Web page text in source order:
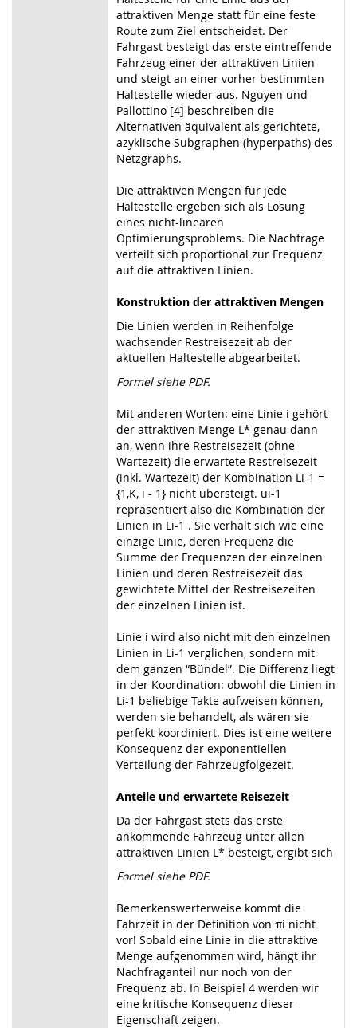
attraktiven Menge statt für eine feste
Route zum Ziel entscheidet. Der
Fahrgast besteigt das erste eintreffende
Fahrzeug einer der attraktiven Linien
und steigt an einer vorher bestimmten
Haltestelle wieder aus. Nguyen und
Pallottino [4] beschreiben die
Alternativen äquivalent als gerichtete,
azyklische Subgraphen (hyperpaths) des
Netzgraphs.
Die attraktiven Mengen für jede
Haltestelle ergeben sich als Lösung
eines nicht-linearen
Optimierungsproblems. Die Nachfrage
verteilt sich proportional zur Frequenz
auf die attraktiven Linien.
Konstruktion der attraktiven Mengen
Die Linien werden in Reihenfolge
wachsender Restreisezeit ab der
aktuellen Haltestelle abgearbeitet.
Formel siehe PDF.
Mit anderen Worten: eine Linie i gehört
der attraktiven Menge L* genau dann
an, wenn ihre Restreisezeit (ohne
Wartezeit) die erwartete Restreisezeit
(inkl. Wartezeit) der Kombination Li-1 =
{1,K, i - 1} nicht übersteigt. ui-1
repräsentiert also die Kombination der
Linien in Li-1 . Sie verhält sich wie eine
einzige Linie, deren Frequenz die
Summe der Frequenzen der einzelnen
Linien und deren Restreisezeit das
gewichtete Mittel der Restreisezeiten
der einzelnen Linien ist.
Linie i wird also nicht mit den einzelnen
Linien in Li-1 verglichen, sondern mit
dem ganzen “Bündel”. Die Differenz liegt
in der Koordination: obwohl die Linien in
Li-1 beliebige Takte aufweisen können,
werden sie behandelt, als wären sie
perfekt koordiniert. Dies ist eine weitere
Konsequenz der exponentiellen
Verteilung der Fahrzeugfolgezeit.
Anteile und erwartete Reisezeit
Da der Fahrgast stets das erste
ankommende Fahrzeug unter allen
attraktiven Linien L* besteigt, ergibt sich
Formel siehe PDF.
Bemerkenswerterweise kommt die
Fahrzeit in der Definition von πi nicht
vor! Sobald eine Linie in die attraktive
Menge aufgenommen wird, hängt ihr
Nachfraganteil nur noch von der
Frequenz ab. In Beispiel 4 werden wir
eine kritische Konsequenz dieser
Eigenschaft zeigen.